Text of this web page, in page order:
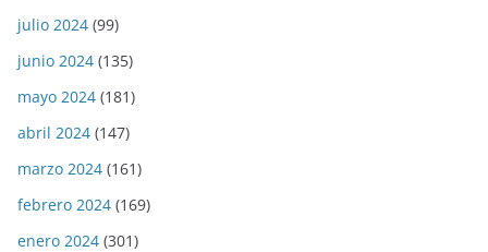
julio 2024 (99)
junio 2024 (135)
mayo 2024 (181)
abril 2024 (147)
marzo 2024 (161)
febrero 2024 (169)
enero 2024 (301)